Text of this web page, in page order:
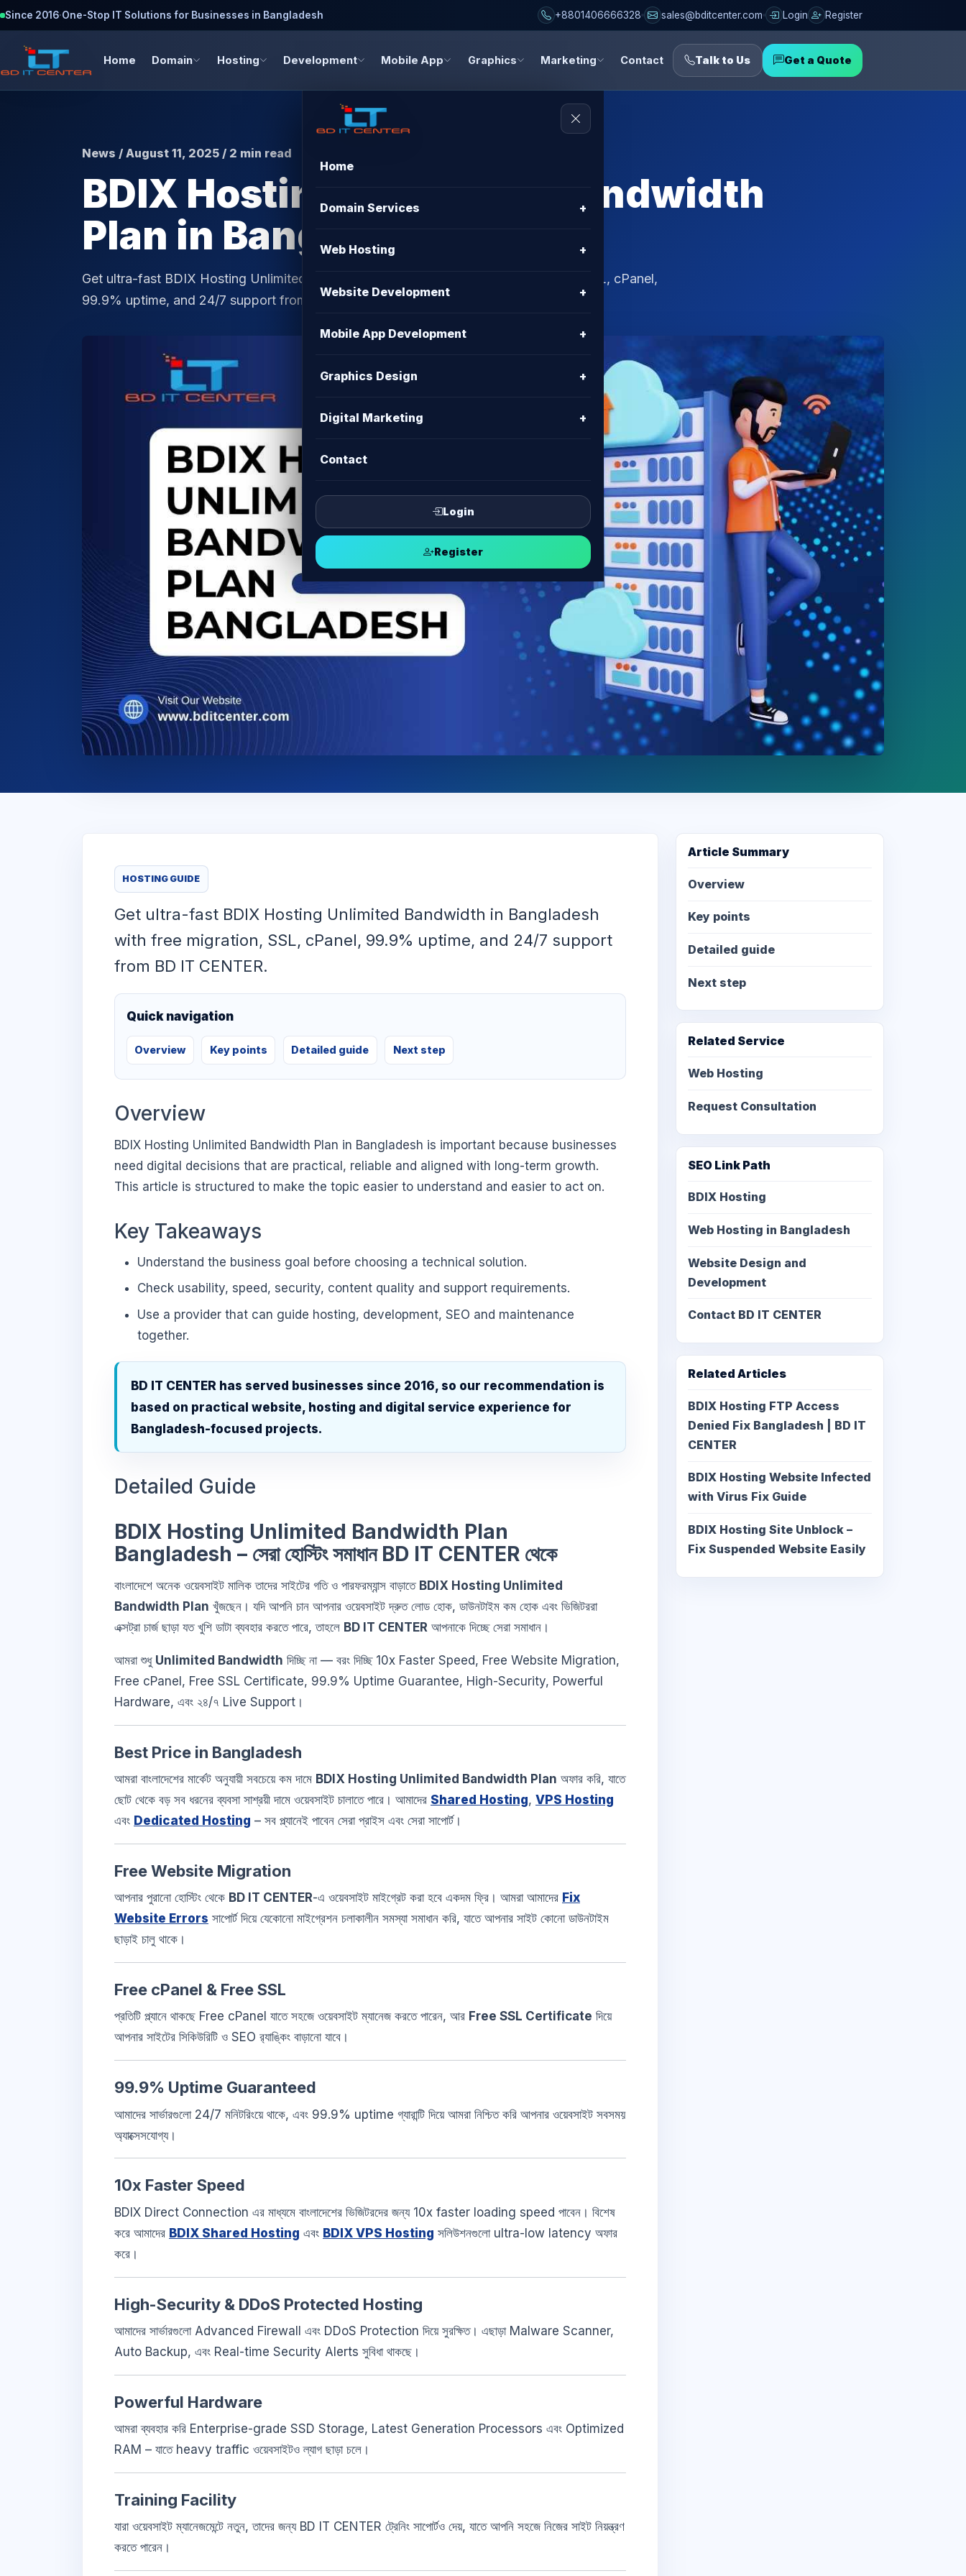
Since 2016·One-Stop IT Solutions for Businesses in Bangladesh +8801406666328 sales@bditcenter.com Login Register
Home Domain Hosting Development Mobile App Graphics Marketing Contact Talk to Us Get a Quote
Home
Domain Services +
Web Hosting +
Website Development +
Mobile App Development +
Graphics Design +
Digital Marketing +
Contact
Login
Register
News / August 11, 2025 / 2 min read
BDIX Hosting Unlimited Bandwidth
Plan in Bangladesh
Get ultra-fast BDIX Hosting Unlimited Bandwidth in Bangladesh with free migration, SSL, cPanel,
99.9% uptime, and 24/7 support from BD IT CENTER.
HOSTING GUIDE
Get ultra-fast BDIX Hosting Unlimited Bandwidth in Bangladesh
with free migration, SSL, cPanel, 99.9% uptime, and 24/7 support
from BD IT CENTER.
Quick navigation
Overview Key points Detailed guide Next step
Overview
BDIX Hosting Unlimited Bandwidth Plan in Bangladesh is important because businesses
need digital decisions that are practical, reliable and aligned with long-term growth.
This article is structured to make the topic easier to understand and easier to act on.
Key Takeaways
Understand the business goal before choosing a technical solution.
Check usability, speed, security, content quality and support requirements.
Use a provider that can guide hosting, development, SEO and maintenance
together.
BD IT CENTER has served businesses since 2016, so our recommendation is
based on practical website, hosting and digital service experience for
Bangladesh-focused projects.
Detailed Guide
BDIX Hosting Unlimited Bandwidth Plan
Bangladesh – সেরা হোস্টিং সমাধান BD IT CENTER থেকে
বাংলাদেশে অনেক ওয়েবসাইট মালিক তাদের সাইটের গতি ও পারফরম্যান্স বাড়াতে BDIX Hosting Unlimited
Bandwidth Plan খুঁজছেন। যদি আপনি চান আপনার ওয়েবসাইট দ্রুত লোড হোক, ডাউনটাইম কম হোক এবং ভিজিটররা
এক্সট্রা চার্জ ছাড়া যত খুশি ডাটা ব্যবহার করতে পারে, তাহলে BD IT CENTER আপনাকে দিচ্ছে সেরা সমাধান।
আমরা শুধু Unlimited Bandwidth দিচ্ছি না — বরং দিচ্ছি 10x Faster Speed, Free Website Migration,
Free cPanel, Free SSL Certificate, 99.9% Uptime Guarantee, High-Security, Powerful
Hardware, এবং ২৪/৭ Live Support।
Best Price in Bangladesh
আমরা বাংলাদেশের মার্কেট অনুযায়ী সবচেয়ে কম দামে BDIX Hosting Unlimited Bandwidth Plan অফার করি, যাতে
ছোট থেকে বড় সব ধরনের ব্যবসা সাশ্রয়ী দামে ওয়েবসাইট চালাতে পারে। আমাদের Shared Hosting, VPS Hosting
এবং Dedicated Hosting – সব প্ল্যানেই পাবেন সেরা প্রাইস এবং সেরা সাপোর্ট।
Free Website Migration
আপনার পুরানো হোস্টিং থেকে BD IT CENTER-এ ওয়েবসাইট মাইগ্রেট করা হবে একদম ফ্রি। আমরা আমাদের Fix
Website Errors সাপোর্ট দিয়ে যেকোনো মাইগ্রেশন চলাকালীন সমস্যা সমাধান করি, যাতে আপনার সাইট কোনো ডাউনটাইম
ছাড়াই চালু থাকে।
Free cPanel & Free SSL
প্রতিটি প্ল্যানে থাকছে Free cPanel যাতে সহজে ওয়েবসাইট ম্যানেজ করতে পারেন, আর Free SSL Certificate দিয়ে
আপনার সাইটের সিকিউরিটি ও SEO র‍্যাঙ্কিং বাড়ানো যাবে।
99.9% Uptime Guaranteed
আমাদের সার্ভারগুলো 24/7 মনিটরিংয়ে থাকে, এবং 99.9% uptime গ্যারান্টি দিয়ে আমরা নিশ্চিত করি আপনার ওয়েবসাইট সবসময়
অ্যাক্সেসযোগ্য।
10x Faster Speed
BDIX Direct Connection এর মাধ্যমে বাংলাদেশের ভিজিটরদের জন্য 10x faster loading speed পাবেন। বিশেষ
করে আমাদের BDIX Shared Hosting এবং BDIX VPS Hosting সলিউশনগুলো ultra-low latency অফার
করে।
High-Security & DDoS Protected Hosting
আমাদের সার্ভারগুলো Advanced Firewall এবং DDoS Protection দিয়ে সুরক্ষিত। এছাড়া Malware Scanner,
Auto Backup, এবং Real-time Security Alerts সুবিধা থাকছে।
Powerful Hardware
আমরা ব্যবহার করি Enterprise-grade SSD Storage, Latest Generation Processors এবং Optimized
RAM – যাতে heavy traffic ওয়েবসাইটও ল্যাগ ছাড়া চলে।
Training Facility
যারা ওয়েবসাইট ম্যানেজমেন্টে নতুন, তাদের জন্য BD IT CENTER ট্রেনিং সাপোর্টও দেয়, যাতে আপনি সহজে নিজের সাইট নিয়ন্ত্রণ
করতে পারেন।
Article Summary
Overview
Key points
Detailed guide
Next step
Related Service
Web Hosting
Request Consultation
SEO Link Path
BDIX Hosting
Web Hosting in Bangladesh
Website Design and
Development
Contact BD IT CENTER
Related Articles
BDIX Hosting FTP Access
Denied Fix Bangladesh | BD IT
CENTER
BDIX Hosting Website Infected
with Virus Fix Guide
BDIX Hosting Site Unblock –
Fix Suspended Website Easily